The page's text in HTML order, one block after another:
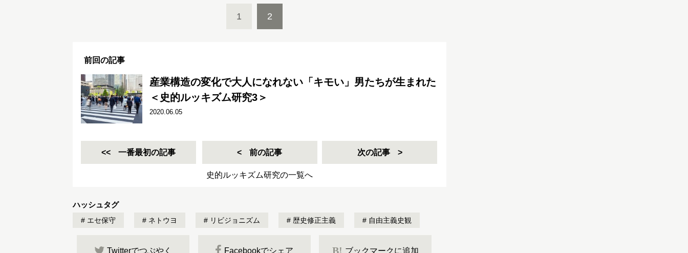
1 2
前回の記事
産業構造の変化で大人になれない「キモい」男たちが生まれた
＜史的ルッキズム研究3＞
2020.06.05
一番最初の記事 前の記事 次の記事
史的ルッキズム研究の一覧へ
ハッシュタグ
エセ保守 ネトウヨ リビジョニズム 歴史修正主義 自由主義史観
Twitterでつぶやく Facebookでシェア B! ブックマークに追加